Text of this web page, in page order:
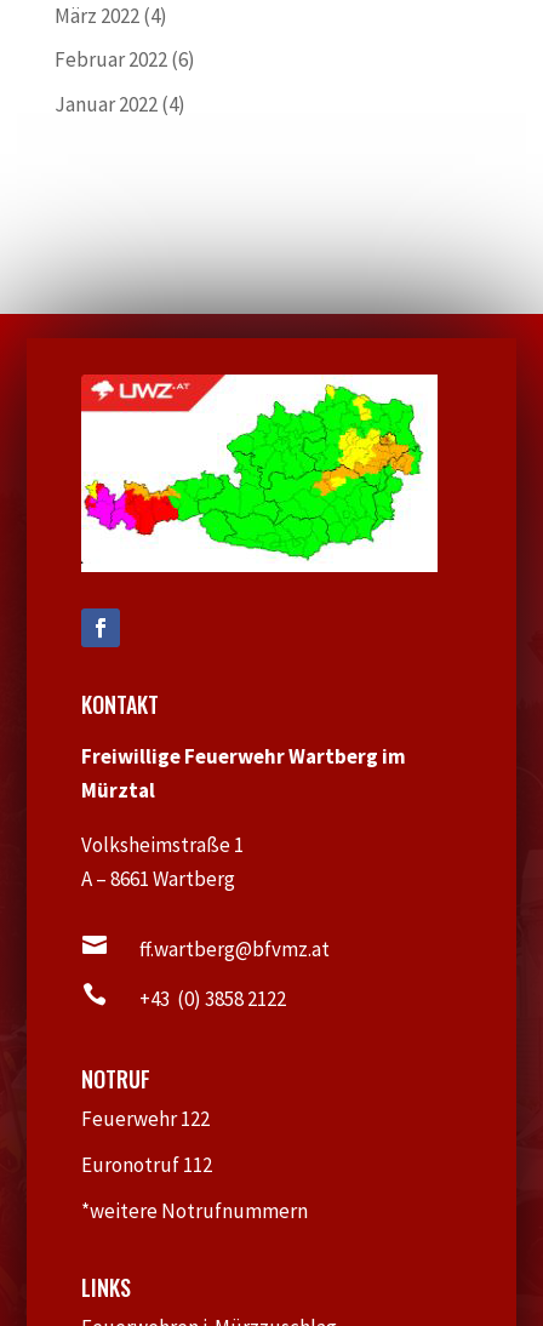
März 2022(4)
Februar 2022(6)
Januar 2022(4)
KONTAKT
Freiwillige Feuerwehr Wartberg im
Mürztal
Volksheimstraße 1
A – 8661 Wartberg
 ff.wartberg@bfvmz.at
 +43 (0) 3858 2122
NOTRUF
Feuerwehr 122
Euronotruf 112
*weitere Notrufnummern
LINKS